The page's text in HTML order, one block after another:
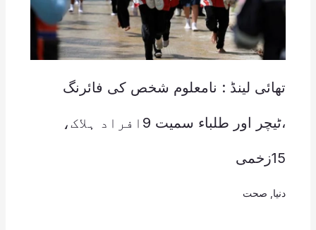
تھائی لینڈ : نامعلوم شخص کی فائرنگ
،ٹیچر اور طلباء سمیت 9افراد ہلاک،
15زخمی
دنیا صحت